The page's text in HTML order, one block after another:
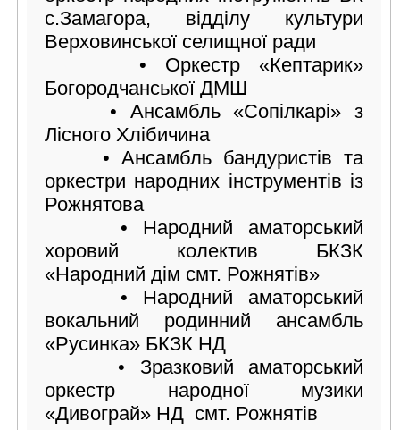
с.Замагора, відділу культури
Верховинської селищної ради
• Оркестр «Кептарик»
Богородчанської ДМШ
• Ансамбль «Сопілкарі» з
Лісного Хлібичина
• Ансамбль бандуристів та
оркестри народних інструментів із
Рожнятова
• Народний аматорський
хоровий колектив БКЗК
«Народний дім смт. Рожнятів»
• Народний аматорський
вокальний родинний ансамбль
«Русинка» БКЗК НД
• Зразковий аматорський
оркестр народної музики
«Дивограй» НД смт. Рожнятів